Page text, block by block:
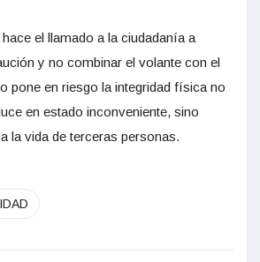
el llamado a la ciudadanía a
y no combinar el volante con el
pone en riesgo la integridad física no
en estado inconveniente, sino
la vida de terceras personas.